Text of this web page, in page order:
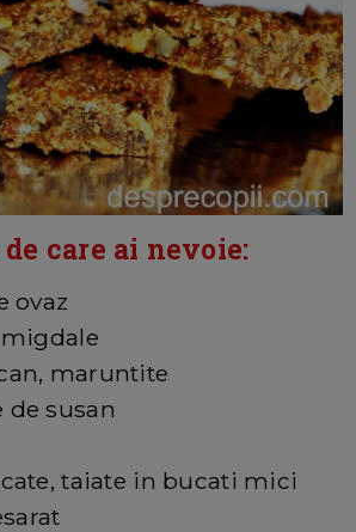
care ai nevoie:
ovaz
maruntite
de susan
taiate in bucati mici